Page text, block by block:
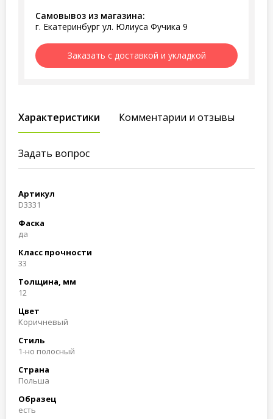
Самовывоз из магазина:
г. Екатеринбург ул. Юлиуса Фучика 9
Заказать с доставкой и укладкой
Характеристики Комментарии и отзывы
Задать вопрос
Артикул
D3331
Фаска
да
Класс прочности
33
Толщина, мм
12
Цвет
Коричневый
Стиль
1-но полосный
Страна
Польша
Образец
есть